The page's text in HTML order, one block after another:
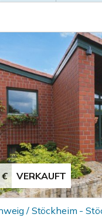
VERKAUFT
/ Stöckheim -